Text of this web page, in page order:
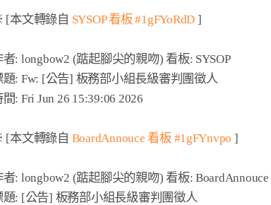
[本文轉錄自 SYSOP 看板 #1gFYoRdD
者: longbow2 (踮起腳尖的親吻) 看板: SYSOP
題: Fw: [公告] 板務部小組長級審判團徵人
間: Fri Jun 26 15:39:06 2026
[本文轉錄自 BoardAnnouce 看板 #1gFYnvpo
者: longbow2 (踮起腳尖的親吻) 看板: BoardAnnouce
題: [公告] 板務部小組長級審判團徵人